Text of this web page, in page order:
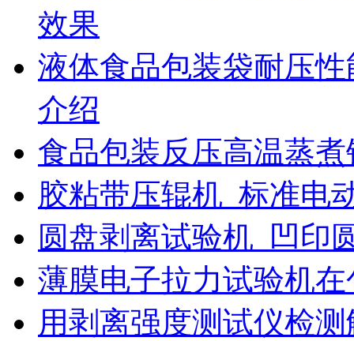
效果
液体食品包装袋耐压
介绍
食品包装反压高温蒸
胶粘带压辊机_标准电
圆盘剥离试验机_凹印
薄膜电子拉力试验机
用剥离强度测试仪检